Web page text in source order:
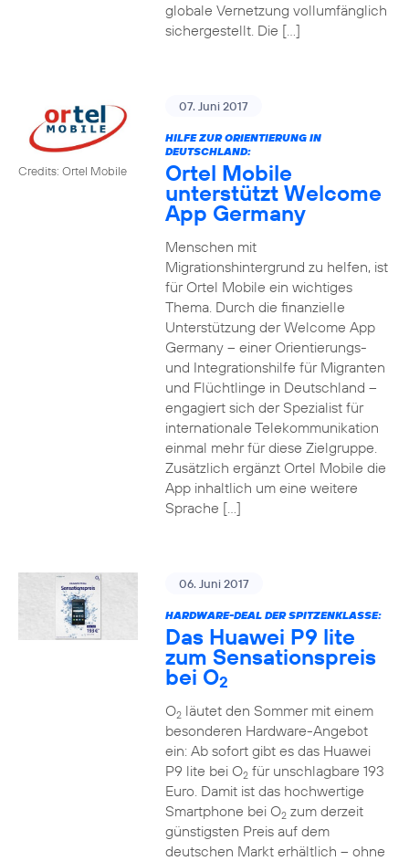
globale Vernetzung vollumfänglich
sichergestellt. Die […]
Credits: Ortel Mobile
07. Juni 2017
HILFE ZUR ORIENTIERUNG IN
DEUTSCHLAND:
Ortel Mobile
unterstützt Welcome
App Germany
Menschen mit
Migrationshintergrund zu helfen, ist
für Ortel Mobile ein wichtiges
Thema. Durch die finanzielle
Unterstützung der Welcome App
Germany – einer Orientierungs-
und Integrationshilfe für Migranten
und Flüchtlinge in Deutschland –
engagiert sich der Spezialist für
internationale Telekommunikation
einmal mehr für diese Zielgruppe.
Zusätzlich ergänzt Ortel Mobile die
App inhaltlich um eine weitere
Sprache […]
06. Juni 2017
HARDWARE-DEAL DER SPITZENKLASSE:
Das Huawei P9 lite
zum Sensationspreis
bei O2
O2läutet den Sommer mit einem
besonderen Hardware-Angebot
ein: Ab sofort gibt es das Huawei
P9 lite bei O2für unschlagbare 193
Euro. Damit ist das hochwertige
Smartphone bei O2zum derzeit
günstigsten Preis auf dem
deutschen Markt erhältlich – ohne